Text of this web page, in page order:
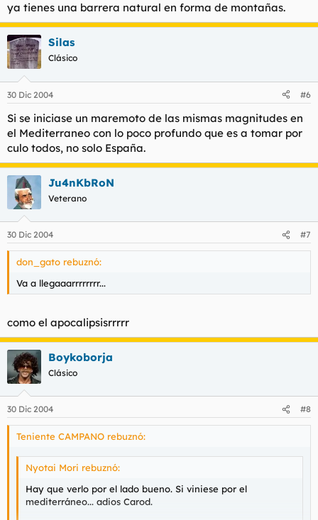
ya tienes una barrera natural en forma de montañas.
Silas
Clásico
30 Dic 2004 #6
Si se iniciase un maremoto de las mismas magnitudes en
el Mediterraneo con lo poco profundo que es a tomar por
culo todos, no solo España.
Ju4nKbRoN
Veterano
30 Dic 2004 #7
don_gato rebuznó:
Va a llegaaarrrrrrrr...
como el apocalipsisrrrrr
Boykoborja
Clásico
30 Dic 2004 #8
Teniente CAMPANO rebuznó:
Nyotai Mori rebuznó:
Hay que verlo por el lado bueno. Si viniese por el
mediterráneo... adios Carod.